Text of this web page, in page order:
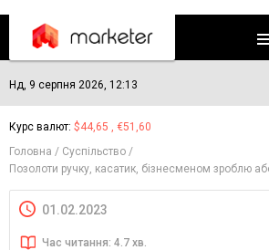
Нд, 9 серпня 2026, 12:13
Курс валют: $44,65 , €51,60
Головна
Суспільство
Позолоти ручку, касатик, бізнесменом зроблю
01.02.2023
Час читання: 4.7 хв.